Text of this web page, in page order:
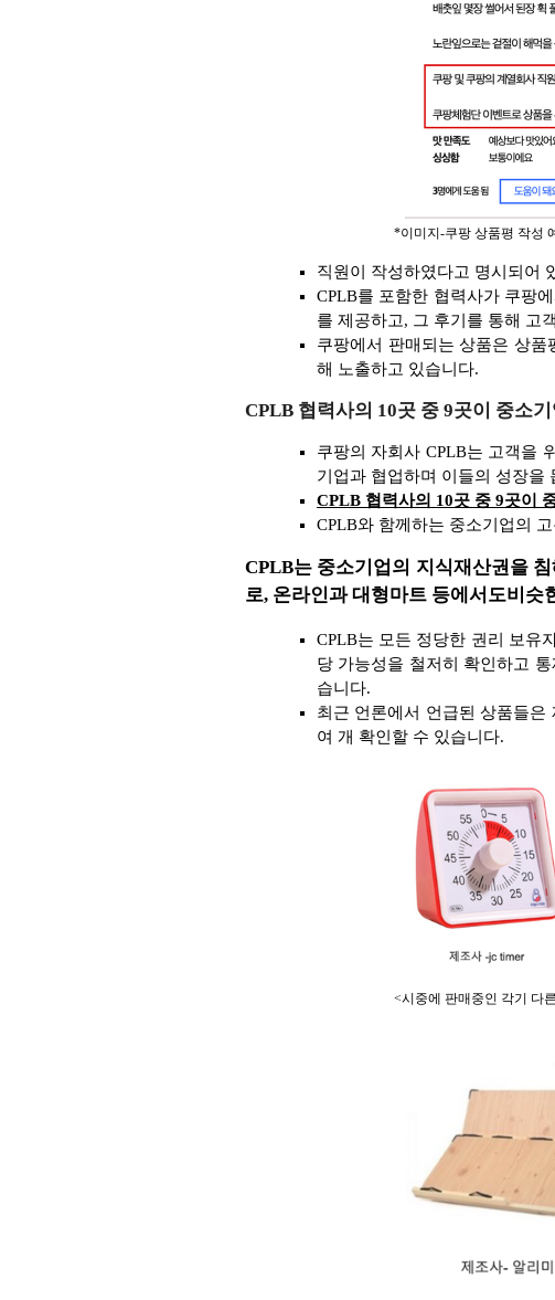
*이미지-쿠팡 상품평 작성
직원이 작성하였다고 명시되어
CPLB를 포함한 협력사가 쿠팡
를 제공하고, 그 후기를 통해 고
쿠팡에서 판매되는 상품은 상
해 노출하고 있습니다.
CPLB 협력사의 10곳 중 9곳이 중소
쿠팡의 자회사 CPLB는 고객을
기업과 협업하며 이들의 성장을
CPLB 협력사의 10곳 중 9곳이
CPLB와 함께하는 중소기업의
CPLB는 중소기업의 지식재산권을
로, 온라인과 대형마트 등에서도비슷
CPLB는 모든 정당한 권리 보유
당 가능성을 철저히 확인하고
습니다.
최근 언론에서 언급된 상품들은
여 개 확인할 수 있습니다.
<시중에 판매중인 각기 다